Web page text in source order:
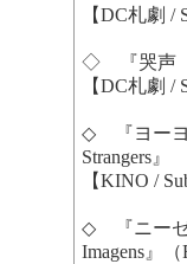
【DC札劇 /
◇ 『哭声
【DC札劇 /
◇ 『ヨーヨ
Strangers
【KINO /
◇ 『ニーゼ
Imagens』